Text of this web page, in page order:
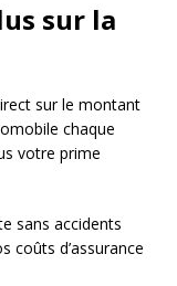
sur la
sur le montant
chaque
votre prime
sans accidents
coûts d’assurance